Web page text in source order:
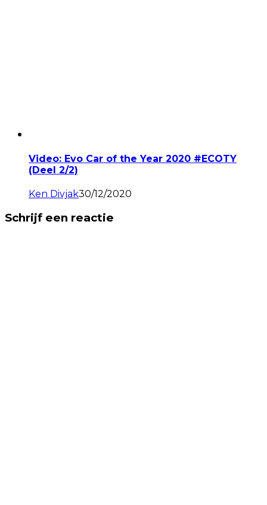
Video: Evo Car of the Year 2020 #ECOTY
(Deel 2/2)
Ken Divjak30/12/2020
Schrijf een reactie